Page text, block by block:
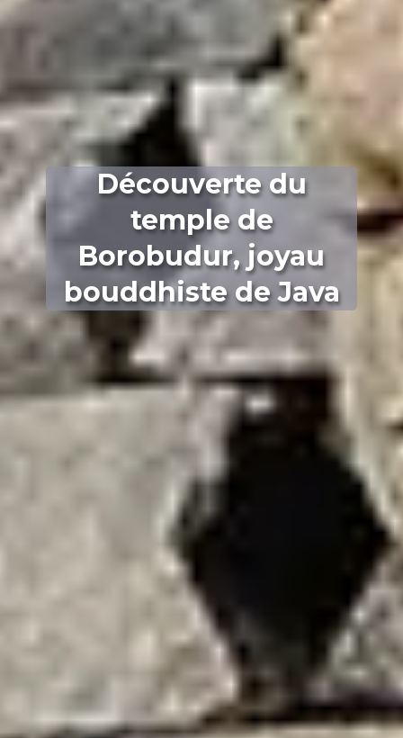
Découverte du
temple de
Borobudur, joyau
bouddhiste de Java